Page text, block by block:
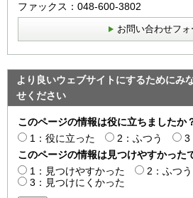
ファックス：048-600-3802
お問い合わせフォ
より良いウェブサイトにするためにみ
せください
このページの情報は役に立ちましたか
1：役に立った
2：ふつう
3
このページの情報は見つけやすかった
1：見つけやすかった
2：ふつう
3：見つけにくかった